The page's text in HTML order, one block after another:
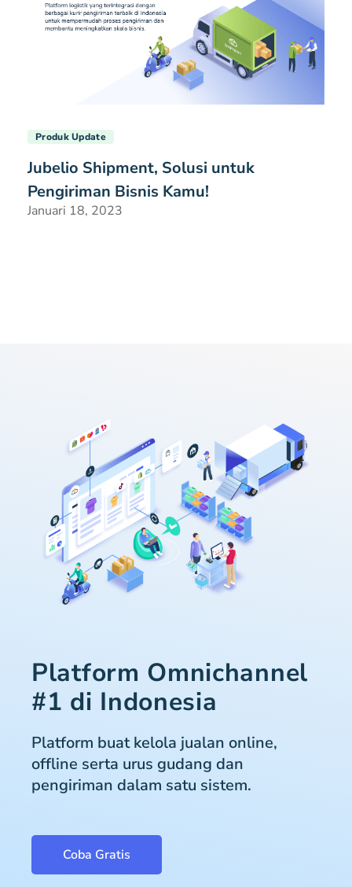
Produk Update
Jubelio Shipment, Solusi untuk
Pengiriman Bisnis Kamu!
Januari 18, 2023
Platform Omnichannel
#1 di Indonesia
Platform buat kelola jualan online,
offline serta urus gudang dan
pengiriman dalam satu sistem.
Coba Gratis